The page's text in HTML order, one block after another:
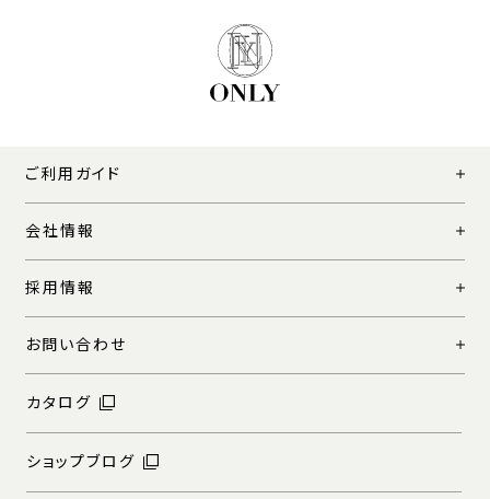
ご利用ガイド
会社情報
採用情報
お問い合わせ
カタログ
ショップブログ